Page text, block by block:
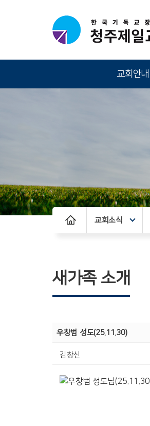
교회안내
교회소식
새가족 소개
우창범 성도(25.11.30)
김창신